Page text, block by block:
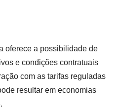
oferece a possibilidade de
e condições contratuais
com as tarifas reguladas
resultar em economias